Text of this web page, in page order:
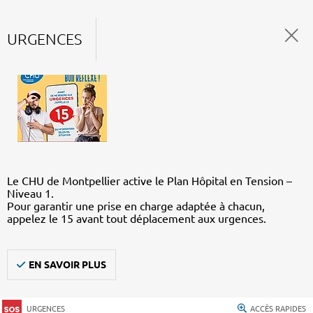
URGENCES
Le CHU de Montpellier active le Plan Hôpital en Tension –
Niveau 1.
Pour garantir une prise en charge adaptée à chacun,
appelez le 15 avant tout déplacement aux urgences.
EN SAVOIR PLUS
URGENCES ACCÈS RAPIDES